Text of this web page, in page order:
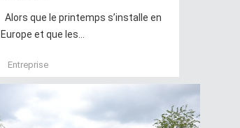
Alors que le printemps s’installe en
Europe et que les...
Entreprise